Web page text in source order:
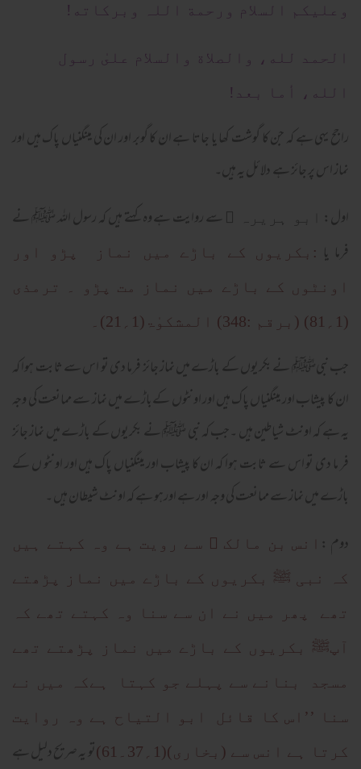
وعلیکم السلام ورحمة اللہ وبرکاته!
الحمد لله، والصلاة والسلام علىٰ رسول
الله، أما بعد!
راجح یہی ہے کہ جن کا گوشت کھا یا جاتا ہے ان کا گوبر اور ان کی مینگنیاں پاک ہیں اور
نماز اس پر جائز ہے دلائل یہ ہیں۔
اول:
سے روایت ہے وہ کہتے ہیں کہ رسول اللہ ﷺ نے
فرما یا :بکریوں کے باڑے میں نماز پڑو اور
اونٹوں کے باڑے میں نماز مت پڑو ۔ ترمذی
(1؍81) (برقم :348) المشکوٰۃ(1؍21)۔
جب نبیﷺ نے بکریوں کے باڑے میں نماز جائز فرما دی تو اس سے ثابت ہوا کہ
ان کا پیشاب اور مینگنیاں پاک ہیں اور اونٹوں کےباڑے میں نماز سے ممانعت کی وجہ
یہ ہے کہ اونٹ شیاطین ہیں ۔جب کہ نبی ﷺ نے بکریوں کے باڑے میں نماز جائز
فر ما دی تو اس سے ثابت ہوا کہ ان کا پیشاب اور مینگنیاں پاک ہیں اور اونٹو ں کے
باڑے میں نماز سے ممانعت کی وجہ اور ہے اورہو ہے کہ اونٹ شیطان ہیں ۔
دوم :
انس بن مالک ﷜ سے رویت ہے وہ کہتے ہیں
کہ نبی ﷺ بکریوں کے باڑے میں نماز پڑھتے
تھے پھر میں نے ان سے سنا وہ کہتے تھے کہ
آپﷺ بکریوں کے باڑے میں نماز پڑھتے تھے
مسجد بنانے سے پہلے جو کہتا ہےکہ میں نے
سنا ’’اس کا قائل ابو التیاح ہے وہ روایت
کرتا ہے انس سے (بخاری)(1؍37۔61)
تو یہ صریح دلیل ہے